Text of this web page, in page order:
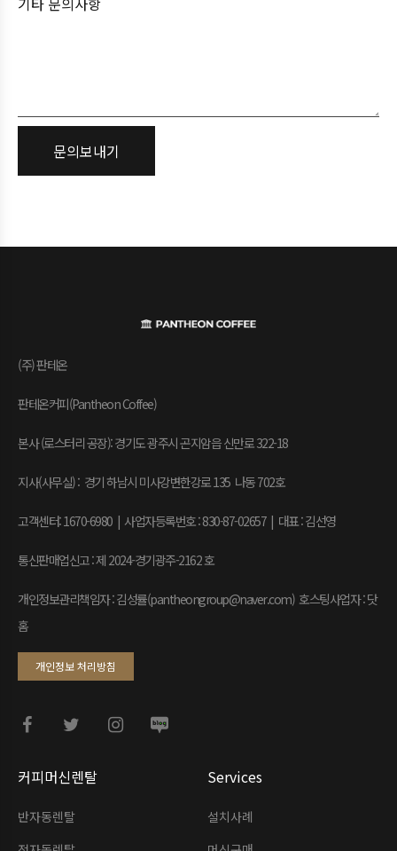
커피머신렌탈
반자동렌탈
Services
설치사례
(주) 판테온
판테온커피(Pantheon Coffee)
본사 (로스터리 공장): 경기도 광주시 곤지암읍 신만로 322-18
지사(사무실) : 경기 하남시 미사강변한강로 135 나동 702호
고객센터: 1670-6980 | 사업자등록번호 : 830-87-02657 | 대표 : 김선영
통신판매업신고 : 제 2024-경기광주-2162 호
개인정보관리책임자 : 김성률(pantheongroup@naver.com) 호스팅사업자 : 닷
홈
개인정보 처리방침